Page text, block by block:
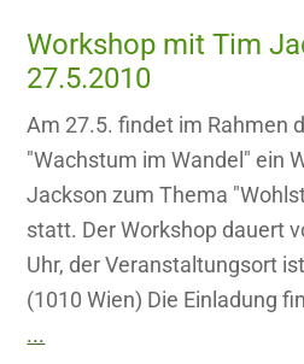
Workshop mit Tim
27.5.2010
Am 27.5. findet im Rahmen
"Wachstum im Wandel" ein
Jackson zum Thema
statt. Der Workshop dauert
Uhr, der Veranstaltungsort
(1010 Wien) Die Einladung
...